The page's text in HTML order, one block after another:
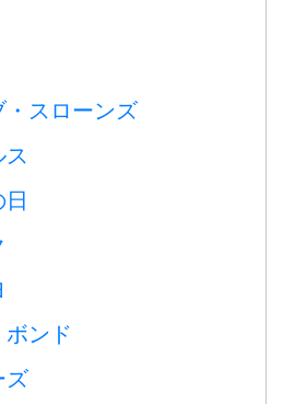
スローンズ
ンド
ズ